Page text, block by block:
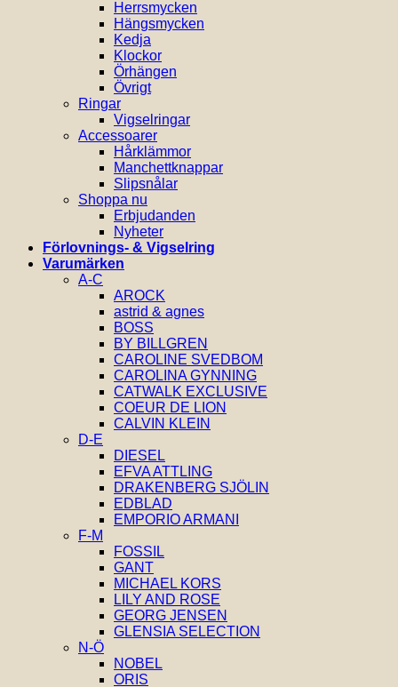
Herrsmycken
Hängsmycken
Kedja
Klockor
Örhängen
Övrigt
Ringar
Vigselringar
Accessoarer
Hårklämmor
Manchettknappar
Slipsnålar
Shoppa nu
Erbjudanden
Nyheter
Förlovnings- & Vigselring
Varumärken
A-C
AROCK
astrid & agnes
BOSS
BY BILLGREN
CAROLINE SVEDBOM
CAROLINA GYNNING
CATWALK EXCLUSIVE
COEUR DE LION
CALVIN KLEIN
D-E
DIESEL
EFVA ATTLING
DRAKENBERG SJÖLIN
EDBLAD
EMPORIO ARMANI
F-M
FOSSIL
GANT
MICHAEL KORS
LILY AND ROSE
GEORG JENSEN
GLENSIA SELECTION
N-Ö
NOBEL
ORIS